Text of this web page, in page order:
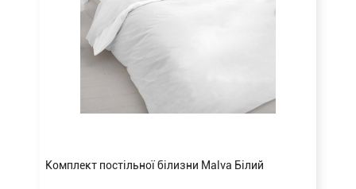
Комплект постільної білизни Malva Білий